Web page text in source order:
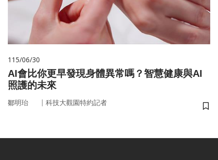
115/06/30
AI會比你更早發現身體異常嗎？智慧健康與AI
照護的未來
鄒明珆 ｜ 科技大觀園特約記者
儲